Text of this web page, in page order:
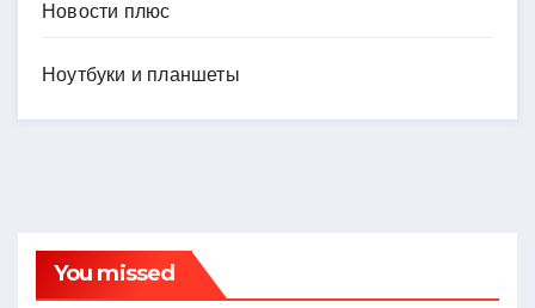
Новости плюс
Ноутбуки и планшеты
You missed